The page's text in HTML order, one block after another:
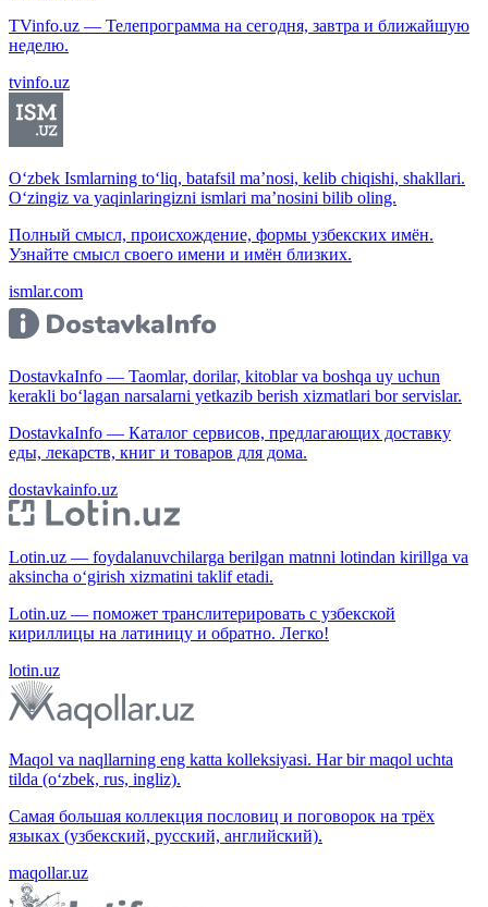
TVinfo.uz — Телепрограмма на сегодня, завтра и ближайшую
неделю.
tvinfo.uz
O‘zbek Ismlarning to‘liq, batafsil ma’nosi, kelib chiqishi, shakllari.
O‘zingiz va yaqinlaringizni ismlari ma’nosini bilib oling.
Полный смысл, происхождение, формы узбекских имён.
Узнайте смысл своего имени и имён близких.
ismlar.com
DostavkaInfo — Taomlar, dorilar, kitoblar va boshqa uy uchun
kerakli bo‘lagan narsalarni yetkazib berish xizmatlari bor servislar.
DostavkaInfo — Каталог сервисов, предлагающих доставку
еды, лекарств, книг и товаров для дома.
dostavkainfo.uz
Lotin.uz — foydalanuvchilarga berilgan matnni lotindan kirillga va
aksincha o‘girish xizmatini taklif etadi.
Lotin.uz — поможет транслитерировать с узбекской
кириллицы на латиницу и обратно. Легко!
lotin.uz
Maqol va naqllarning eng katta kolleksiyasi. Har bir maqol uchta
tilda (o‘zbek, rus, ingliz).
Самая большая коллекция пословиц и поговорок на трёх
языках (узбекский, русский, английский).
maqollar.uz